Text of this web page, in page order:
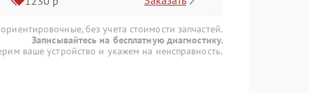
без учета стоимости запчастей.
Записывайтесь на бесплатную диагностику.
ваше устройство и укажем на неисправность.